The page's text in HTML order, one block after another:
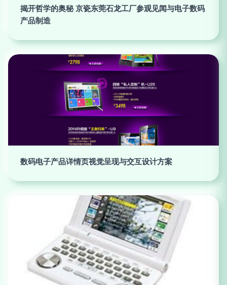
揭开哲学的奥秘 京瓷东莞石龙工厂参观见闻与电子数码
产品制造
数码电子产品详情页视觉呈现与交互设计方案